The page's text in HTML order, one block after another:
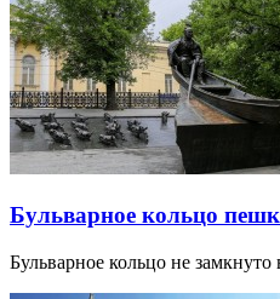
Бульварное кольцо
Бульварное кольцо не